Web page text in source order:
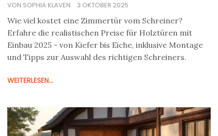
VON SOPHIA KLAVEN 3 OKTOBER 2025
Wie viel kostet eine Zimmertür vom Schreiner?
Erfahre die realistischen Preise für Holztüren mit
Einbau 2025 - von Kiefer bis Eiche, inklusive Montage
und Tipps zur Auswahl des richtigen Schreiners.
WEITERLESEN...